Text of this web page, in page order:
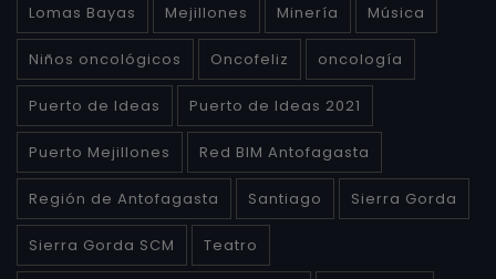
Lomas Bayas Mejillones Minería Música
Niños oncológicos Oncofeliz oncología
Puerto de Ideas Puerto de Ideas 2021
Puerto Mejillones Red BIM Antofagasta
Región de Antofagasta Santiago Sierra Gorda
Sierra Gorda SCM Teatro